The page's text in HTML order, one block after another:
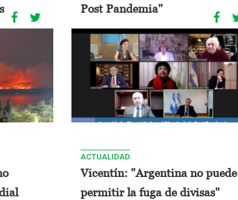
Post Pandemia"
ACTUALIDAD
Vicentín: "Argentina no puede
permitir la fuga de divisas"